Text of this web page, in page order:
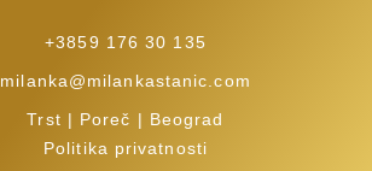
+3859 176 30 135
milanka@milankastanic.com
Trst | Poreč | Beograd
Politika privatnosti